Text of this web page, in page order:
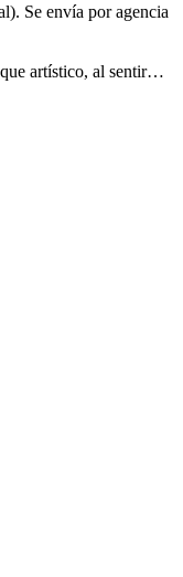
Se envía por agencia
artístico, al sentir
obras se alejaron